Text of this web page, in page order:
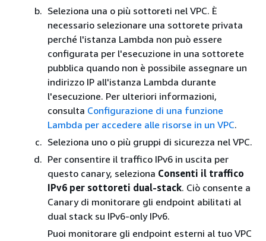
Seleziona una o più sottoreti nel VPC. È
necessario selezionare una sottorete privata
perché l'istanza Lambda non può essere
configurata per l'esecuzione in una sottorete
pubblica quando non è possibile assegnare un
indirizzo IP all'istanza Lambda durante
l'esecuzione. Per ulteriori informazioni,
consulta Configurazione di una funzione
Lambda per accedere alle risorse in un VPC.
Seleziona uno o più gruppi di sicurezza nel VPC.
Per consentire il traffico IPv6 in uscita per
questo canary, seleziona Consenti il traffico
IPv6 per sottoreti dual-stack. Ciò consente a
Canary di monitorare gli endpoint abilitati al
dual stack su IPv6-only IPv6.
Puoi monitorare gli endpoint esterni al tuo VPC